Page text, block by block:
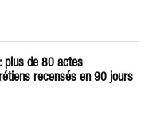
plus de 80 actes
recensés en 90 jours